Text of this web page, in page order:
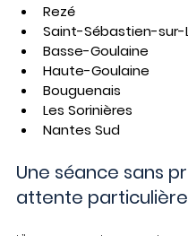
Rezé
Saint-Sébastien-sur-
Basse-Goulaine
Haute-Goulaine
Bouguenais
Les Sorinières
Nantes Sud
Une séance sans
attente particulière